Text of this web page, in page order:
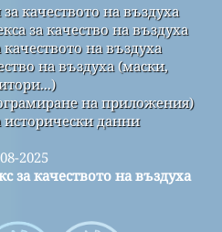
качеството на въздуха
за качество на въздуха
на въздуха
на въздуха (маски,
на приложения)
данни
2025
за качеството на въздуха